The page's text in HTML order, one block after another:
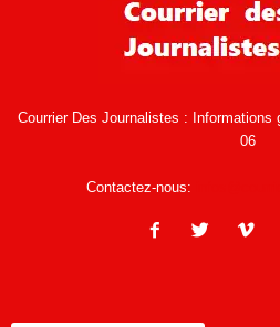
Courrier Des Journalistes : Informations
06
Contactez-nous: